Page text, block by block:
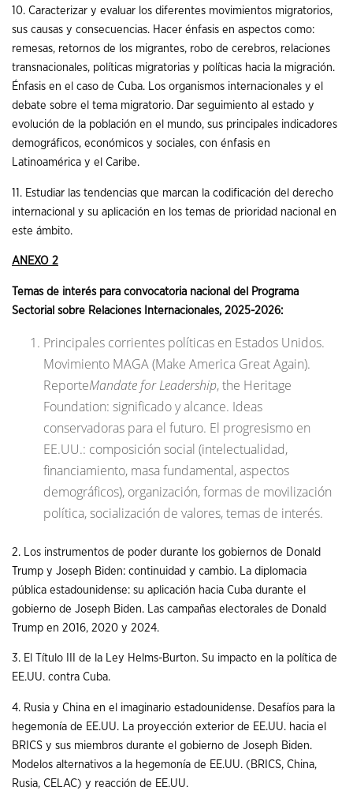
10. Caracterizar y evaluar los diferentes movimientos migratorios,
sus causas y consecuencias. Hacer énfasis en aspectos como:
remesas, retornos de los migrantes, robo de cerebros, relaciones
transnacionales, políticas migratorias y políticas hacia la migración.
Énfasis en el caso de Cuba. Los organismos internacionales y el
debate sobre el tema migratorio. Dar seguimiento al estado y
evolución de la población en el mundo, sus principales indicadores
demográficos, económicos y sociales, con énfasis en
Latinoamérica y el Caribe.
11. Estudiar las tendencias que marcan la codificación del derecho
internacional y su aplicación en los temas de prioridad nacional en
este ámbito.
ANEXO 2
Temas de interés para convocatoria nacional del Programa
Sectorial sobre Relaciones Internacionales, 2025-2026:
Principales corrientes políticas en Estados Unidos.
Movimiento MAGA (Make America Great Again).
ReporteMandate for Leadership, the Heritage
Foundation: significado y alcance. Ideas
conservadoras para el futuro. El progresismo en
EE.UU.: composición social (intelectualidad,
financiamiento, masa fundamental, aspectos
demográficos), organización, formas de movilización
política, socialización de valores, temas de interés.
2. Los instrumentos de poder durante los gobiernos de Donald
Trump y Joseph Biden: continuidad y cambio. La diplomacia
pública estadounidense: su aplicación hacia Cuba durante el
gobierno de Joseph Biden. Las campañas electorales de Donald
Trump en 2016, 2020 y 2024.
3. El Título III de la Ley Helms-Burton. Su impacto en la política de
EE.UU. contra Cuba.
4. Rusia y China en el imaginario estadounidense. Desafíos para la
hegemonía de EE.UU. La proyección exterior de EE.UU. hacia el
BRICS y sus miembros durante el gobierno de Joseph Biden.
Modelos alternativos a la hegemonía de EE.UU. (BRICS, China,
Rusia, CELAC) y reacción de EE.UU.